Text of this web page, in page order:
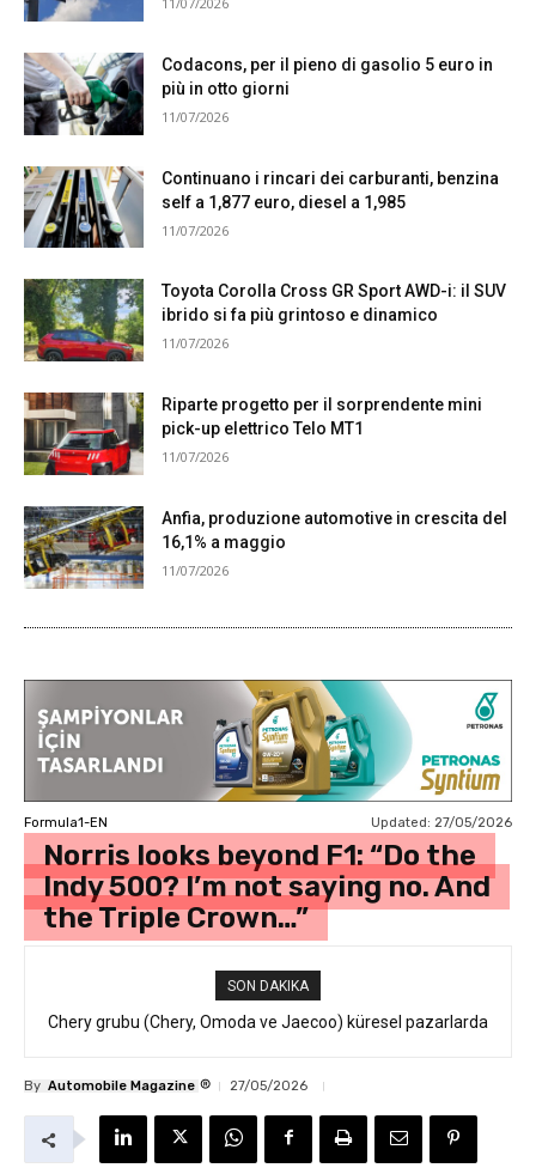
Codacons, per il pieno di gasolio 5 euro in
più in otto giorni
11/07/2026
Continuano i rincari dei carburanti, benzina
self a 1,877 euro, diesel a 1,985
11/07/2026
Toyota Corolla Cross GR Sport AWD-i: il SUV
ibrido si fa più grintoso e dinamico
11/07/2026
Riparte progetto per il sorprendente mini
pick-up elettrico Telo MT1
11/07/2026
Anfia, produzione automotive in crescita del
16,1% a maggio
11/07/2026